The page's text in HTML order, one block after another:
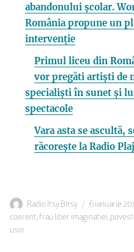
abandonului școlar.
România propune un
intervenție
Primul liceu din
vor pregăti artiști de
specialiști în sunet și
spectacole
Vara asta se ascultă,
răcorește la Radio
Autor
Radio Itsy Bitsy
Publicat
pe
6 ianuarie
coerent,frau liber imaginatiei,
usor